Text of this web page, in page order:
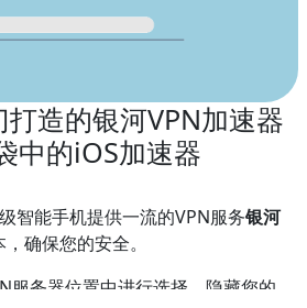
造的银河VPN加速器
中的iOS加速器
智能手机提供一流的VPN服务银河
确保您的安全。
服务器位置中进行选择，隐藏您的